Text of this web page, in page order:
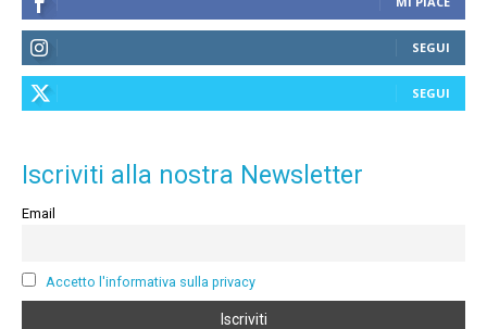
SEGUI
SEGUI
Iscriviti alla nostra Newsletter
Email
Accetto l'informativa sulla privacy